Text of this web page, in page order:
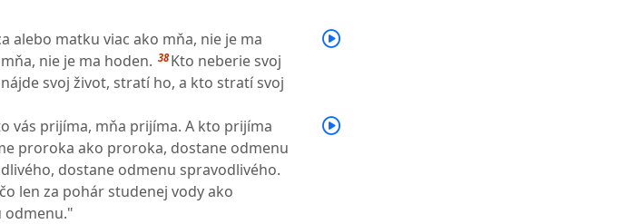
alebo matku viac ako mňa, nie je ma
nie je ma hoden. 38 Kto neberie svoj
svoj život, stratí ho, a kto stratí svoj
vás prijíma, mňa prijíma. A kto prijíma
proroka ako proroka, dostane odmenu
dostane odmenu spravodlivého.
len za pohár studenej vody ako
odmenu."